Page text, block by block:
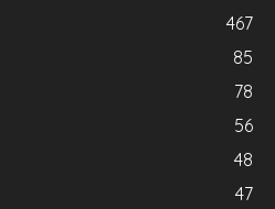
467
85
78
56
48
47